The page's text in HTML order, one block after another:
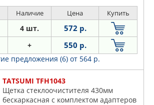
Наличие Цена Купить
4 шт. 572 р.
+ 550 р.
предложения (6) от 564 р.
TATSUMI TFH1043
Щетка стеклоочистителя 430мм
бескаркасная с комплектом адаптеров